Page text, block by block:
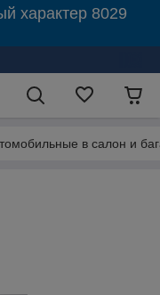
характер 8029
в салон и